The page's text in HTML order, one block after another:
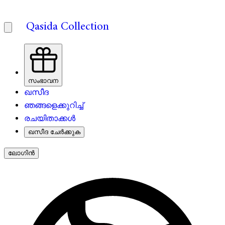
Qasida Collection
സംഭാവന
ഖസീദ
ഞങ്ങളെക്കുറിച്ച്
രചയിതാക്കൾ
ഖസീദ ചേർക്കുക
ലോഗിൻ